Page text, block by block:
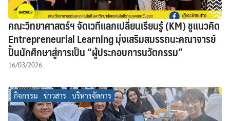
คณะวิทยาศาสตร์ฯ จัดเวทีแลกเปลี่ยนเรียนรู้ (KM) ชูแนวคิด
Entrepreneurial Learning มุ่งเสริมสมรรถนะคณาจารย์
ปั้นนักศึกษาสู่การเป็น “ผู้ประกอบการนวัตกรรม”
16/03/2026
กิจกรรม ข่าวสาร บริหารจัดการ